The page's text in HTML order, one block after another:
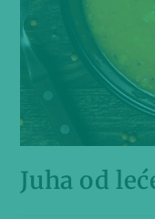
Juha od